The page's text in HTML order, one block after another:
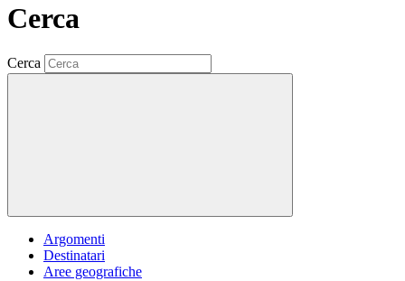
Cerca
Cerca
Argomenti
Destinatari
Aree geografiche